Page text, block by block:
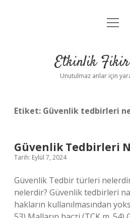
Anasayfa
Yasal
Etkinlik
Unutulmaz anlar için
Etiket: Güvenlik tedbirleri
Güvenlik Tedbirleri
Tarih: Eylül 7, 2024
Güvenlik Tedbir türleri
nelerdir? Güvenlik tedbirleri
hakların kullanılmasından